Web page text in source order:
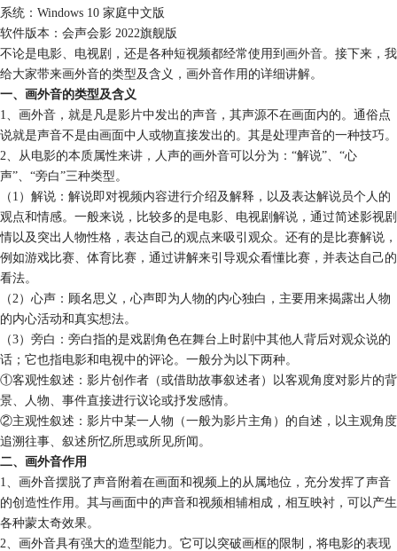
系统：Windows 10 家庭中文版
软件版本：会声会影 2022旗舰版
不论是电影、电视剧，还是各种短视频都经常使用到画外音。接下来，我
给大家带来画外音的类型及含义，画外音作用的详细讲解。
一、画外音的类型及含义
1、画外音，就是凡是影片中发出的声音，其声源不在画面内的。通俗点
说就是声音不是由画面中人或物直接发出的。其是处理声音的一种技巧。
2、从电影的本质属性来讲，人声的画外音可以分为：“解说”、“心
声”、“旁白”三种类型。
（1）解说：解说即对视频内容进行介绍及解释，以及表达解说员个人的
观点和情感。一般来说，比较多的是电影、电视剧解说，通过简述影视剧
情以及突出人物性格，表达自己的观点来吸引观众。还有的是比赛解说，
例如游戏比赛、体育比赛，通过讲解来引导观众看懂比赛，并表达自己的
看法。
（2）心声：顾名思义，心声即为人物的内心独白，主要用来揭露出人物
的内心活动和真实想法。
（3）旁白：旁白指的是戏剧角色在舞台上时剧中其他人背后对观众说的
话；它也指电影和电视中的评论。一般分为以下两种。
①客观性叙述：影片创作者（或借助故事叙述者）以客观角度对影片的背
景、人物、事件直接进行议论或抒发感情。
②主观性叙述：影片中某一人物（一般为影片主角）的自述，以主观角度
追溯往事、叙述所忆所思或所见所闻。
二、画外音作用
1、画外音摆脱了声音附着在画面和视频上的从属地位，充分发挥了声音
的创造性作用。其与画面中的声音和视频相辅相成，相互映衬，可以产生
各种蒙太奇效果。
2、画外音具有强大的造型能力。它可以突破画框的限制，将电影的表现